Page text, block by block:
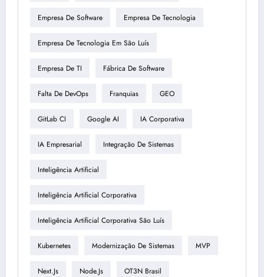
Empresa De Software Empresa De Tecnologia
Empresa De Tecnologia Em São Luís
Empresa De TI Fábrica De Software
Falta De DevOps Franquias GEO
GitLab CI Google AI IA Corporativa
IA Empresarial Integração De Sistemas
Inteligência Artificial
Inteligência Artificial Corporativa
Inteligência Artificial Corporativa São Luís
Kubernetes Modernização De Sistemas MVP
Next.js Node.js OT3N Brasil